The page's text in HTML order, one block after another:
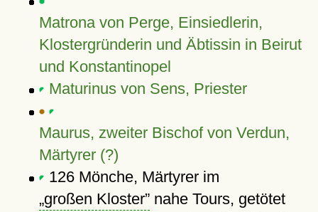
Matrona von Perge, Einsiedlerin,
Klostergründerin und Äbtissin in Beirut
und Konstantinopel
Maturinus von Sens, Priester
Maurus, zweiter Bischof von Verdun,
Märtyrer (?)
126 Mönche, Märtyrer im
großen Kloster nahe Tours, getötet